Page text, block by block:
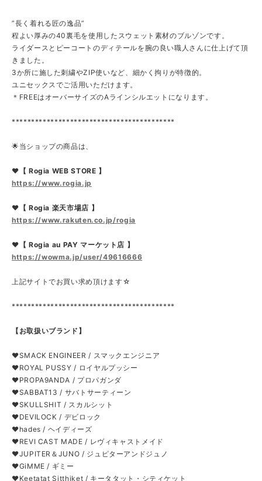
”長く着れる匠の逸品”
程よい厚みの40裏毛を使用したスウェット素材のブルゾンです。
ライダースとピーコートのディテールを腕の良い職人さんに仕上げて頂
きました。
3か所に施した刺繍やZIP使いなど、細かく拘りが特徴的。
ユニセックスでご活用いただけます。
＊FREEはオーバーサイズのAラインシルエットになります。
******************************************
🌟当ショップの商品は、
❤【 Rogia WEB STORE 】
https://www.rogia.jp
❤【 Rogia 楽天市場店 】
https://www.rakuten.co.jp/rogia
❤【 Rogia au PAY マーケット店 】
https://wowma.jp/user/49616666
上記サイトでお買い求め頂けます☆
******************************************
【お取扱いブランド】
❤SMACK ENGINEER / スマックエンジニア
❤ROYAL PUSSY / ロイヤルプッシー
❤PROPA9ANDA / プロパガンダ
❤SABBAT13 / サバトサーティーン
❤SKULLSHIT / スカルシット
❤DEVILOCK / デビロック
❤hades / ヘイディーズ
❤REVI CAST MADE / レヴィキャストメイド
❤JUPITER＆JUNO / ジュピターアンドジュノ
❤GiMME / ギミー
❤Keetatat Sitthiket / キータタット・シティケット